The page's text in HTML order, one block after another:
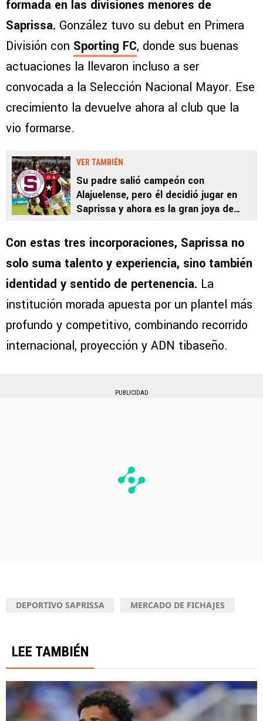
formada en las divisiones menores de
Saprissa. González tuvo su debut en Primera
División con Sporting FC, donde sus buenas
actuaciones la llevaron incluso a ser
convocada a la Selección Nacional Mayor. Ese
crecimiento la devuelve ahora al club que la
vio formarse.
VER TAMBIÉN
Su padre salió campeón con
Alajuelense, pero él decidió jugar en
Saprissa y ahora es la gran joya de
Con estas tres incorporaciones, Saprissa no
solo suma talento y experiencia, sino también
identidad y sentido de pertenencia. La
institución morada apuesta por un plantel más
profundo y competitivo, combinando recorrido
internacional, proyección y ADN tibaseño.
PUBLICIDAD
DEPORTIVO SAPRISSA MERCADO DE FICHAJES
LEE TAMBIÉN